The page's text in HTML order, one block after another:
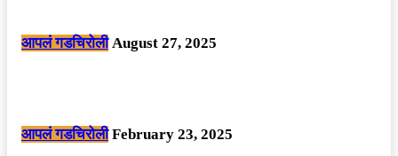
आपलं गडचिरोली August 27, 2025
आपलं गडचिरोली February 23, 2025